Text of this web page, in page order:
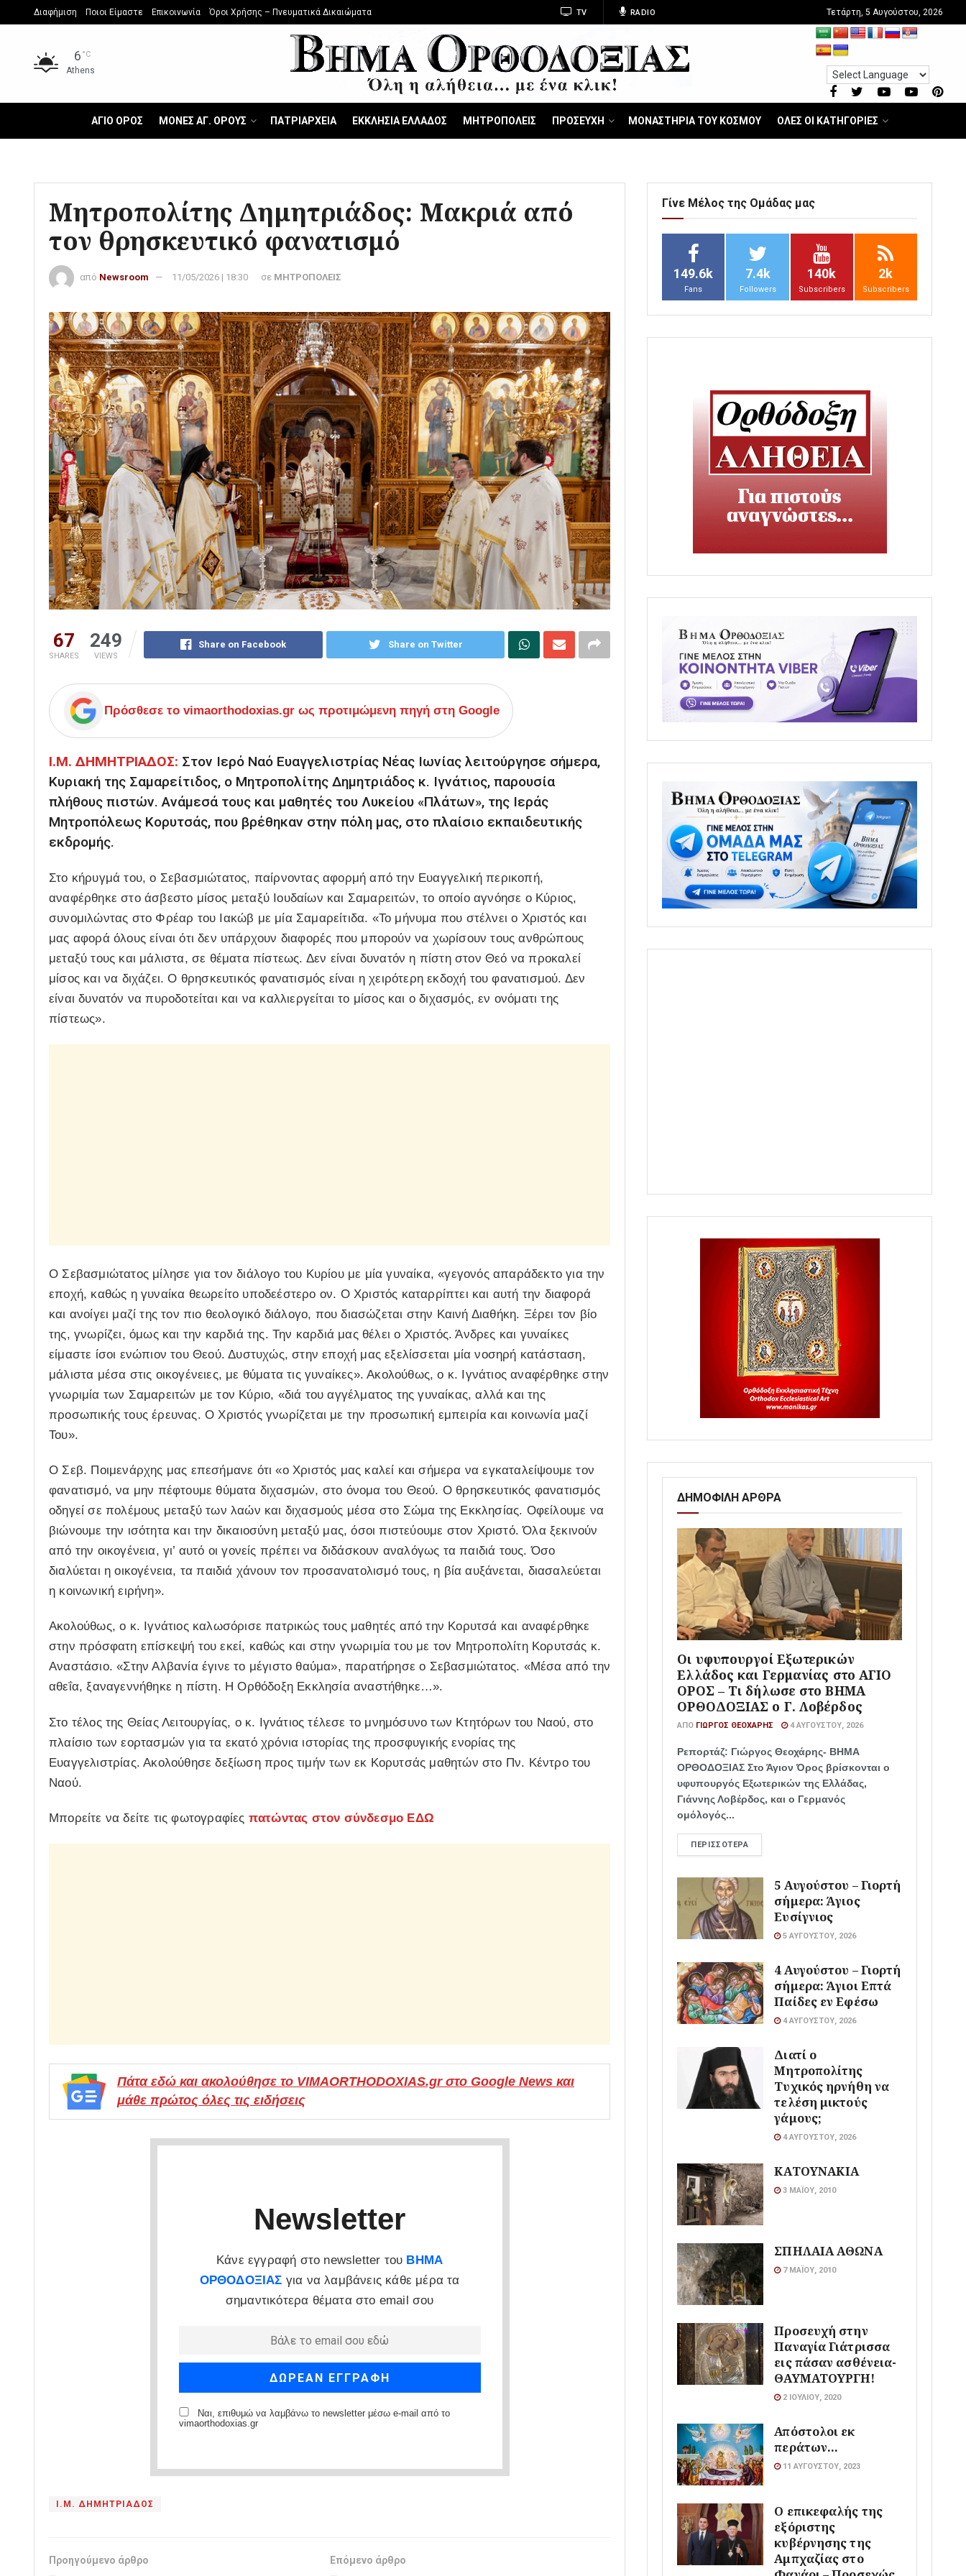
Διαφήμιση Ποιοι Είμαστε Επικοινωνία Όροι Χρήσης – Πνευματικά Δικαιώματα TV RADIO Τετάρτη, 5 Αυγούστου, 2026
6 °C
Athens
ΑΓΙΟ ΟΡΟΣ ΜΟΝΕΣ ΑΓ. ΟΡΟΥΣ ΠΑΤΡΙΑΡΧΕΙΑ ΕΚΚΛΗΣΙΑ ΕΛΛΑΔΟΣ ΜΗΤΡΟΠΟΛΕΙΣ ΠΡΟΣΕΥΧΗ ΜΟΝΑΣΤΗΡΙΑ ΤΟΥ ΚΟΣΜΟΥ ΟΛΕΣ ΟΙ ΚΑΤΗΓΟΡΙΕΣ
Μητροπολίτης Δημητριάδος: Μακριά από
τον θρησκευτικό φανατισμό
από Newsroom 11/05/2026 | 18:30 σε ΜΗΤΡΟΠΟΛΕΙΣ
67
SHARES
249
VIEWS
Share on Facebook Share on Twitter
Πρόσθεσε το vimaorthodoxias.gr ως προτιμώμενη πηγή στη Google
Ι.Μ. ΔΗΜΗΤΡΙΑΔΟΣ: Στον Ιερό Ναό Ευαγγελιστρίας Νέας Ιωνίας λειτούργησε σήμερα,
Κυριακή της Σαμαρείτιδος, ο Μητροπολίτης Δημητριάδος κ. Ιγνάτιος, παρουσία
πλήθους πιστών. Ανάμεσά τους και μαθητές του Λυκείου «Πλάτων», της Ιεράς
Μητροπόλεως Κορυτσάς, που βρέθηκαν στην πόλη μας, στο πλαίσιο εκπαιδευτικής
εκδρομής.
Στο κήρυγμά του, ο Σεβασμιώτατος, παίρνοντας αφορμή από την Ευαγγελική περικοπή,
αναφέρθηκε στο άσβεστο μίσος μεταξύ Ιουδαίων και Σαμαρειτών, το οποίο αγνόησε ο Κύριος,
συνομιλώντας στο Φρέαρ του Ιακώβ με μία Σαμαρείτιδα. «Το μήνυμα που στέλνει ο Χριστός και
μας αφορά όλους είναι ότι δεν υπάρχουν διαφορές που μπορούν να χωρίσουν τους ανθρώπους
μεταξύ τους και μάλιστα, σε θέματα πίστεως. Δεν είναι δυνατόν η πίστη στον Θεό να προκαλεί
μίσος και να διχάζει. Ο θρησκευτικός φανατισμός είναι η χειρότερη εκδοχή του φανατισμού. Δεν
είναι δυνατόν να πυροδοτείται και να καλλιεργείται το μίσος και ο διχασμός, εν ονόματι της
πίστεως».
Ο Σεβασμιώτατος μίλησε για τον διάλογο του Κυρίου με μία γυναίκα, «γεγονός απαράδεκτο για την
εποχή, καθώς η γυναίκα θεωρείτο υποδεέστερο ον. Ο Χριστός καταρρίπτει και αυτή την διαφορά
και ανοίγει μαζί της τον πιο θεολογικό διάλογο, που διασώζεται στην Καινή Διαθήκη. Ξέρει τον βίο
της, γνωρίζει, όμως και την καρδιά της. Την καρδιά μας θέλει ο Χριστός. Άνδρες και γυναίκες
είμαστε ίσοι ενώπιον του Θεού. Δυστυχώς, στην εποχή μας εξελίσσεται μία νοσηρή κατάσταση,
μάλιστα μέσα στις οικογένειες, με θύματα τις γυναίκες». Ακολούθως, ο κ. Ιγνάτιος αναφέρθηκε στην
γνωριμία των Σαμαρειτών με τον Κύριο, «διά του αγγέλματος της γυναίκας, αλλά και της
προσωπικής τους έρευνας. Ο Χριστός γνωρίζεται με την προσωπική εμπειρία και κοινωνία μαζί
Του».
Ο Σεβ. Ποιμενάρχης μας επεσήμανε ότι «ο Χριστός μας καλεί και σήμερα να εγκαταλείψουμε τον
φανατισμό, να μην πέφτουμε θύματα διχασμών, στο όνομα του Θεού. Ο θρησκευτικός φανατισμός
οδηγεί σε πολέμους μεταξύ των λαών και διχασμούς μέσα στο Σώμα της Εκκλησίας. Οφείλουμε να
βιώνουμε την ισότητα και την δικαιοσύνη μεταξύ μας, όσοι πιστεύουμε στον Χριστό. Όλα ξεκινούν
από την οικογένεια, γι’ αυτό οι γονείς πρέπει να διδάσκουν αναλόγως τα παιδιά τους. Όσο
διαλύεται η οικογένεια, τα παιδιά χάνουν τον προσανατολισμό τους, η βία αυξάνεται, διασαλεύεται
η κοινωνική ειρήνη».
Ακολούθως, ο κ. Ιγνάτιος καλωσόρισε πατρικώς τους μαθητές από την Κορυτσά και αναφέρθηκε
στην πρόσφατη επίσκεψή του εκεί, καθώς και στην γνωριμία του με τον Μητροπολίτη Κορυτσάς κ.
Αναστάσιο. «Στην Αλβανία έγινε το μέγιστο θαύμα», παρατήρησε ο Σεβασμιώτατος. «Μέσα από την
αθεΐα, ξαναγεννήθηκε η πίστη. Η Ορθόδοξη Εκκλησία αναστήθηκε…».
Στο τέλος της Θείας Λειτουργίας, ο κ. Ιγνάτιος τέλεσε το μνημόσυνο των Κτητόρων του Ναού, στο
πλαίσιο των εορτασμών για τα εκατό χρόνια ιστορίας της προσφυγικής ενορίας της
Ευαγγελιστρίας. Ακολούθησε δεξίωση προς τιμήν των εκ Κορυτσάς μαθητών στο Πν. Κέντρο του
Ναού.
Μπορείτε να δείτε τις φωτογραφίες πατώντας στον σύνδεσμο ΕΔΩ
Πάτα εδώ και ακολούθησε το VIMAORTHODOXIAS.gr στο Google News και
μάθε πρώτος όλες τις ειδήσεις
Newsletter
Κάνε εγγραφή στο newsletter του ΒΗΜΑ
ΟΡΘΟΔΟΞΙΑΣ για να λαμβάνεις κάθε μέρα τα
σημαντικότερα θέματα στο email σου
Ναι, επιθυμώ να λαμβάνω το newsletter μέσω e-mail από το
vimaorthodoxias.gr
Ι.Μ. ΔΗΜΗΤΡΙΑΔΟΣ
Προηγούμενο άρθρο Επόμενο άρθρο
Γίνε Μέλος της Ομάδας μας
149.6k
Fans
7.4k
Followers
140k
Subscribers
2k
Subscribers
ΔΗΜΟΦΙΛΗ ΑΡΘΡΑ
Οι υφυπουργοί Εξωτερικών
Ελλάδος και Γερμανίας στο ΑΓΙΟ
ΟΡΟΣ – Τι δήλωσε στο ΒΗΜΑ
ΟΡΘΟΔΟΞΙΑΣ ο Γ. Λοβέρδος
ΑΠΌ ΓΙΏΡΓΟΣ ΘΕΟΧΆΡΗΣ 4 ΑΥΓΟΎΣΤΟΥ, 2026
Ρεπορτάζ: Γιώργος Θεοχάρης- ΒΗΜΑ
ΟΡΘΟΔΟΞΙΑΣ Στο Άγιον Όρος βρίσκονται ο
υφυπουργός Εξωτερικών της Ελλάδας,
Γιάννης Λοβέρδος, και ο Γερμανός
ομόλογός...
ΠΕΡΙΣΣΌΤΕΡΑ
5 Αυγούστου – Γιορτή
σήμερα: Άγιος
Ευσίγνιος
5 ΑΥΓΟΎΣΤΟΥ, 2026
4 Αυγούστου – Γιορτή
σήμερα: Άγιοι Επτά
Παίδες εν Εφέσω
4 ΑΥΓΟΎΣΤΟΥ, 2026
Διατί ο
Μητροπολίτης
Τυχικός ηρνήθη να
τελέση μικτούς
γάμους;
4 ΑΥΓΟΎΣΤΟΥ, 2026
ΚΑΤΟΥΝΑΚΙΑ
3 ΜΑΪ́ΟΥ, 2010
ΣΠΗΛΑΙΑ ΑΘΩΝΑ
7 ΜΑΪ́ΟΥ, 2010
Προσευχή στην
Παναγία Γιάτρισσα
εις πάσαν ασθένεια-
ΘΑΥΜΑΤΟΥΡΓΗ!
2 ΙΟΥΛΊΟΥ, 2020
Απόστολοι εκ
περάτων…
11 ΑΥΓΟΎΣΤΟΥ, 2023
Ο επικεφαλής της
εξόριστης
κυβέρνησης της
Αμπχαζίας στο